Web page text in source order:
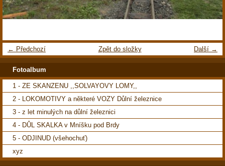
← Předchozí Další →
Zpět do složky
Fotoalbum
1 - ZE SKANZENU ,,SOLVAYOVY LOMY,,
2 - LOKOMOTIVY a některé VOZY Důlní železnice
3 - z let minulých na důlní železnici
4 - DŮL SKALKA v Mníšku pod Brdy
5 - ODJINUD (všehochuť)
xyz